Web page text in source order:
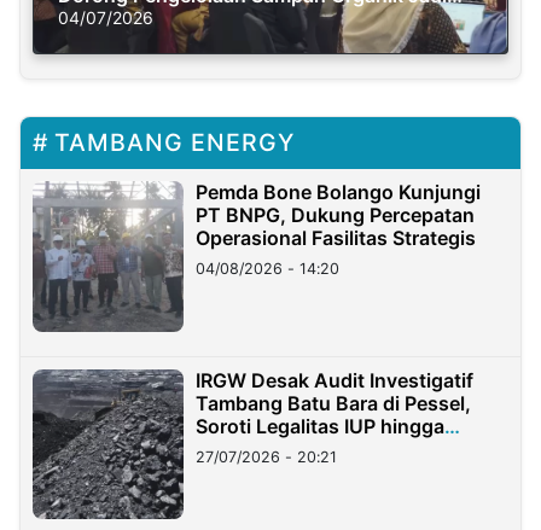
Solusi Krisis Iklim
04/07/2026
TAMBANG ENERGY
Pemda Bone Bolango Kunjungi
PT BNPG, Dukung Percepatan
Operasional Fasilitas Strategis
04/08/2026 - 14:20
IRGW Desak Audit Investigatif
Tambang Batu Bara di Pessel,
Soroti Legalitas IUP hingga
Stockpile
27/07/2026 - 20:21